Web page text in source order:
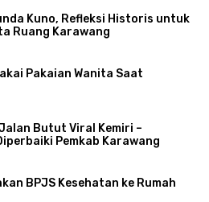
Kuno, Refleksi Historis untuk
Ruang Karawang
Pakaian Wanita Saat
Butut Viral Kemiri –
Pemkab Karawang
BPJS Kesehatan ke Rumah